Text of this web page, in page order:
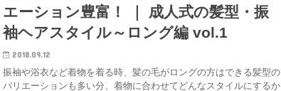
エーション豊富！ ｜ 成人式の髪型・振
袖ヘアスタイル～ロング編 vol.1
2018.09.12
振袖や浴衣など着物を着る時、髪の毛がロングの方はできる髪型の
バリエーションも多い分、着物に合わせてどんなスタイルにするか